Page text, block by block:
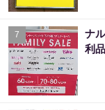
7
ナ
利